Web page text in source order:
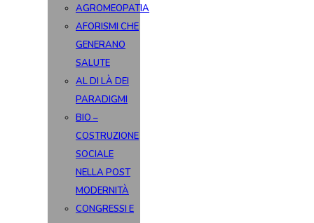
AGROMEOPATIA
AFORISMI CHE
GENERANO
SALUTE
AL DI LÀ DEI
PARADIGMI
BIO –
COSTRUZIONE
SOCIALE
NELLA POST
MODERNITÀ
CONGRESSI E